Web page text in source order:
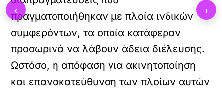
πραγματοποιήθηκαν με πλοία ινδικών
συμφερόντων, τα οποία κατάφεραν
προσωρινά να λάβουν άδεια διέλευσης.
Ωστόσο, η απόφαση για ακινητοποίηση
και επανακατεύθυνση των πλοίων αυτών
‹ ›